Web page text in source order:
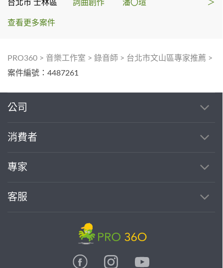
台北市 士林區 詞曲創作 潘〇瑄 ＞
查看更多案件
PRO360 > 音樂工作室 > 錄音師 > 台北市文山區專家推薦 >
案件編號：4487261
公司
消費者
專家
客服